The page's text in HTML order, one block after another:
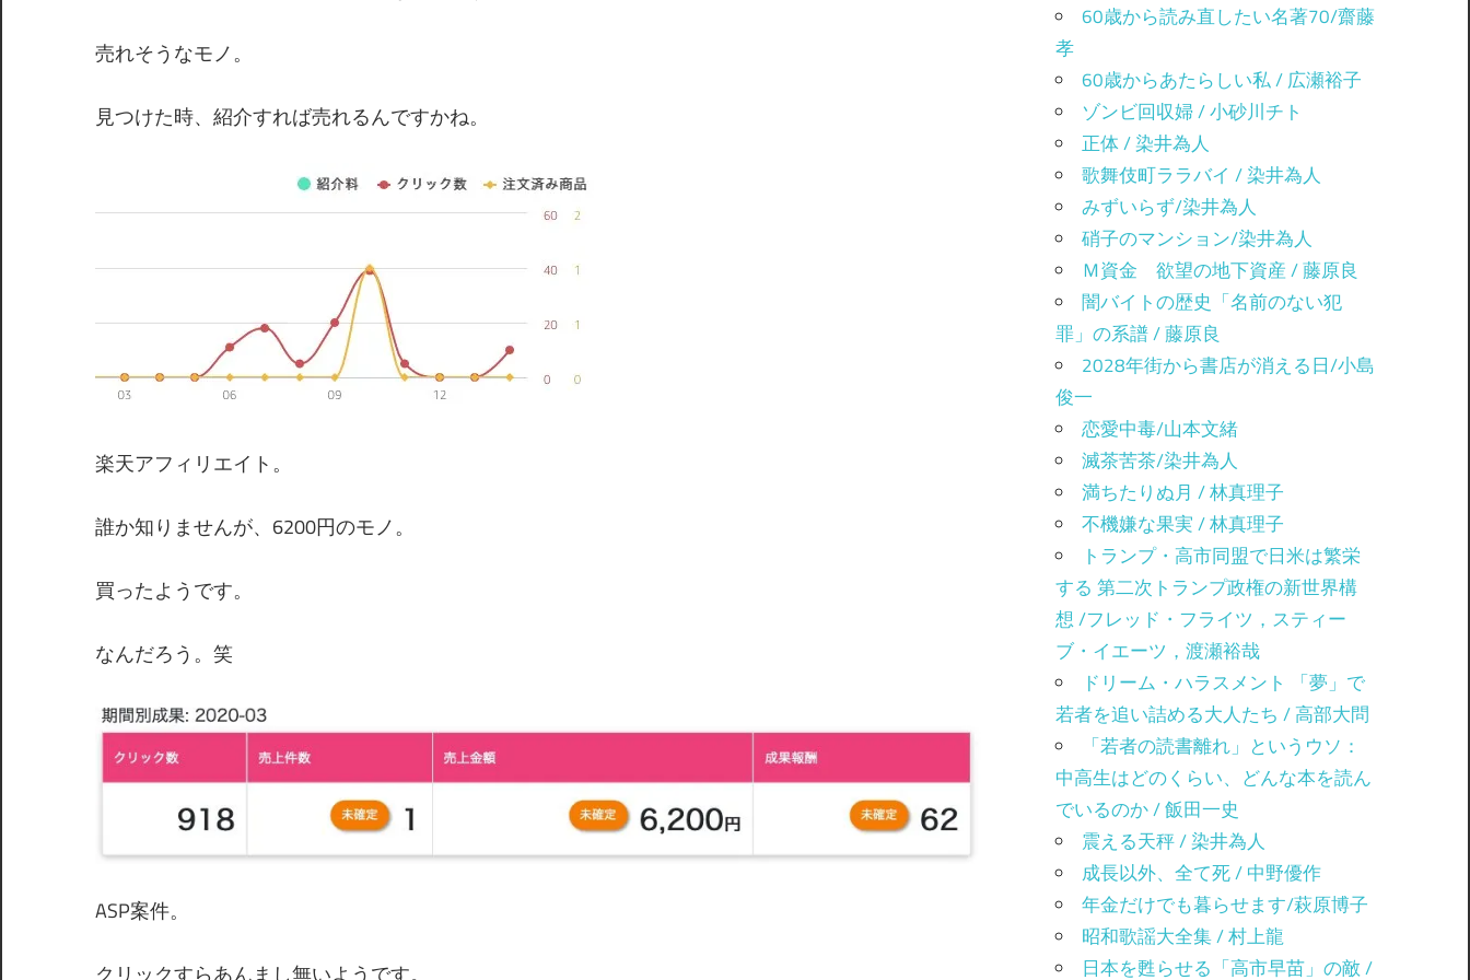
売れそうなモノ。
見つけた時、紹介すれば売れるんですかね。
楽天アフィリエイト。
誰か知りませんが、6200円のモノ。
買ったようです。
なんだろう。笑
ASP案件。
クリックすらあんまし無いようです。
60歳から読み直したい名著70/齋藤
孝
60歳からあたらしい私 / 広瀬裕子
ゾンビ回収婦 / 小砂川チト
正体 / 染井為人
歌舞伎町ララバイ / 染井為人
みずいらず/染井為人
硝子のマンション/染井為人
Ｍ資金 欲望の地下資産 / 藤原良
闇バイトの歴史「名前のない犯
罪」の系譜 / 藤原良
2028年街から書店が消える日/小島
俊一
恋愛中毒/山本文緒
滅茶苦茶/染井為人
満ちたりぬ月 / 林真理子
不機嫌な果実 / 林真理子
トランプ・高市同盟で日米は繁栄
する 第二次トランプ政権の新世界構
想 /フレッド・フライツ，スティー
ブ・イエーツ，渡瀬裕哉
ドリーム・ハラスメント 「夢」で
若者を追い詰める大人たち / 高部大問
「若者の読書離れ」というウソ：
中高生はどのくらい、どんな本を読ん
でいるのか / 飯田一史
震える天秤 / 染井為人
成長以外、全て死 / 中野優作
年金だけでも暮らせます/萩原博子
昭和歌謡大全集 / 村上龍
日本を甦らせる「高市早苗」の敵 /